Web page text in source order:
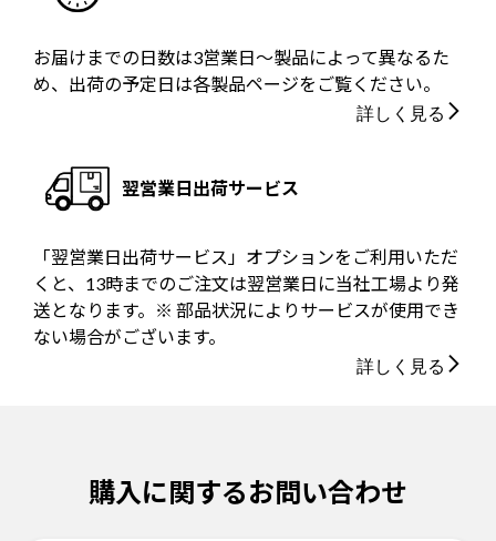
お届けまでの日数は3営業日～製品によって異なるた
め、出荷の予定日は各製品ページをご覧ください。
詳しく見る
翌営業日出荷サービス
「翌営業日出荷サービス」オプションをご利用いただ
くと、13時までのご注文は翌営業日に当社工場より発
送となります。※ 部品状況によりサービスが使用でき
ない場合がございます。
詳しく見る
購入に関するお問い合わせ